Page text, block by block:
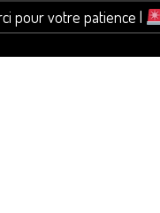
pour votre patience |